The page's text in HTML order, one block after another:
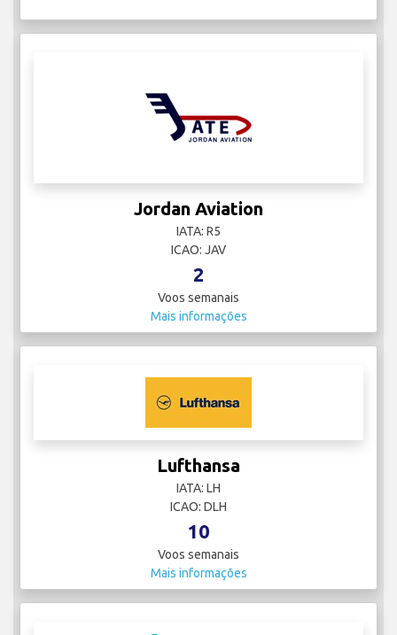
Jordan Aviation
IATA: R5
ICAO: JAV
2
Voos semanais
Mais informações
Lufthansa
IATA: LH
ICAO: DLH
10
Voos semanais
Mais informações